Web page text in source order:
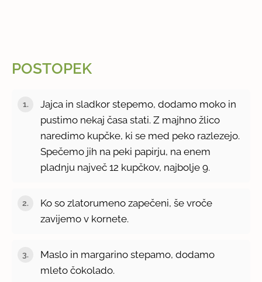
POSTOPEK
Jajca in sladkor stepemo, dodamo moko in
pustimo nekaj časa stati. Z majhno žlico
naredimo kupčke, ki se med peko razlezejo.
Spečemo jih na peki papirju, na enem
pladnju največ 12 kupčkov, najbolje 9.
Ko so zlatorumeno zapečeni, še vroče
zavijemo v kornete.
Maslo in margarino stepamo, dodamo
mleto čokolado.